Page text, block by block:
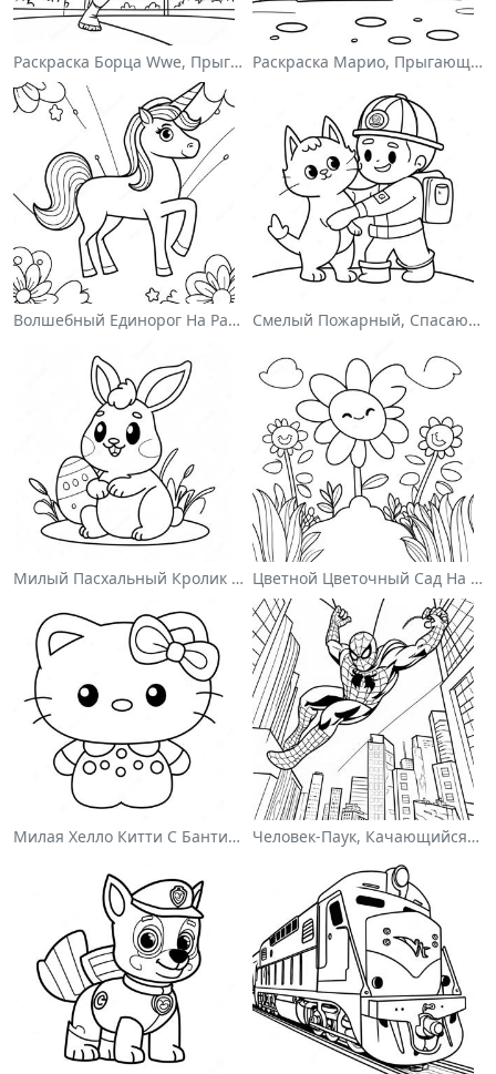
Раскраска Борца Wwe, Прыгающего На Соперника Раскраска Марио, Прыгающего Через Гумбасов
Волшебный Единорог На Раскраске С Радугой Смелый Пожарный, Спасающий Кота Раскраска
Милый Пасхальный Кролик На Раскраске Цветной Цветочный Сад На Раскраске
Милая Хелло Китти С Бантиком - Раскраска Человек-Паук, Качающийся По Городу - Раскраска